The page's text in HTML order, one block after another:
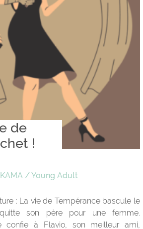
de
!
/Young Adult
: La vie de Tempérance bascule le
son père pour une femme.
confie à Flavio, son meilleur ami,